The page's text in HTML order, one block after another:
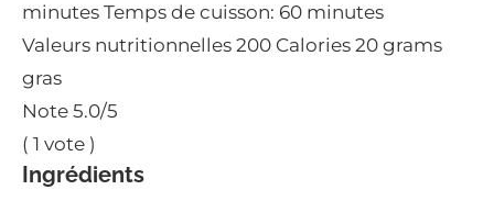
minutes Temps de cuisson: 60 minutes
Valeurs nutritionnelles 200 Calories 20 grams
gras
Note 5.0/5
( 1 vote )
Ingrédients